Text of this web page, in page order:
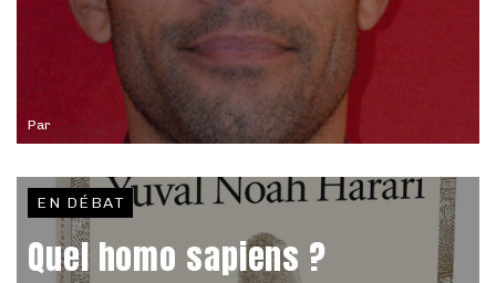
Par
EN DÉBAT
Quel homo sapiens ?